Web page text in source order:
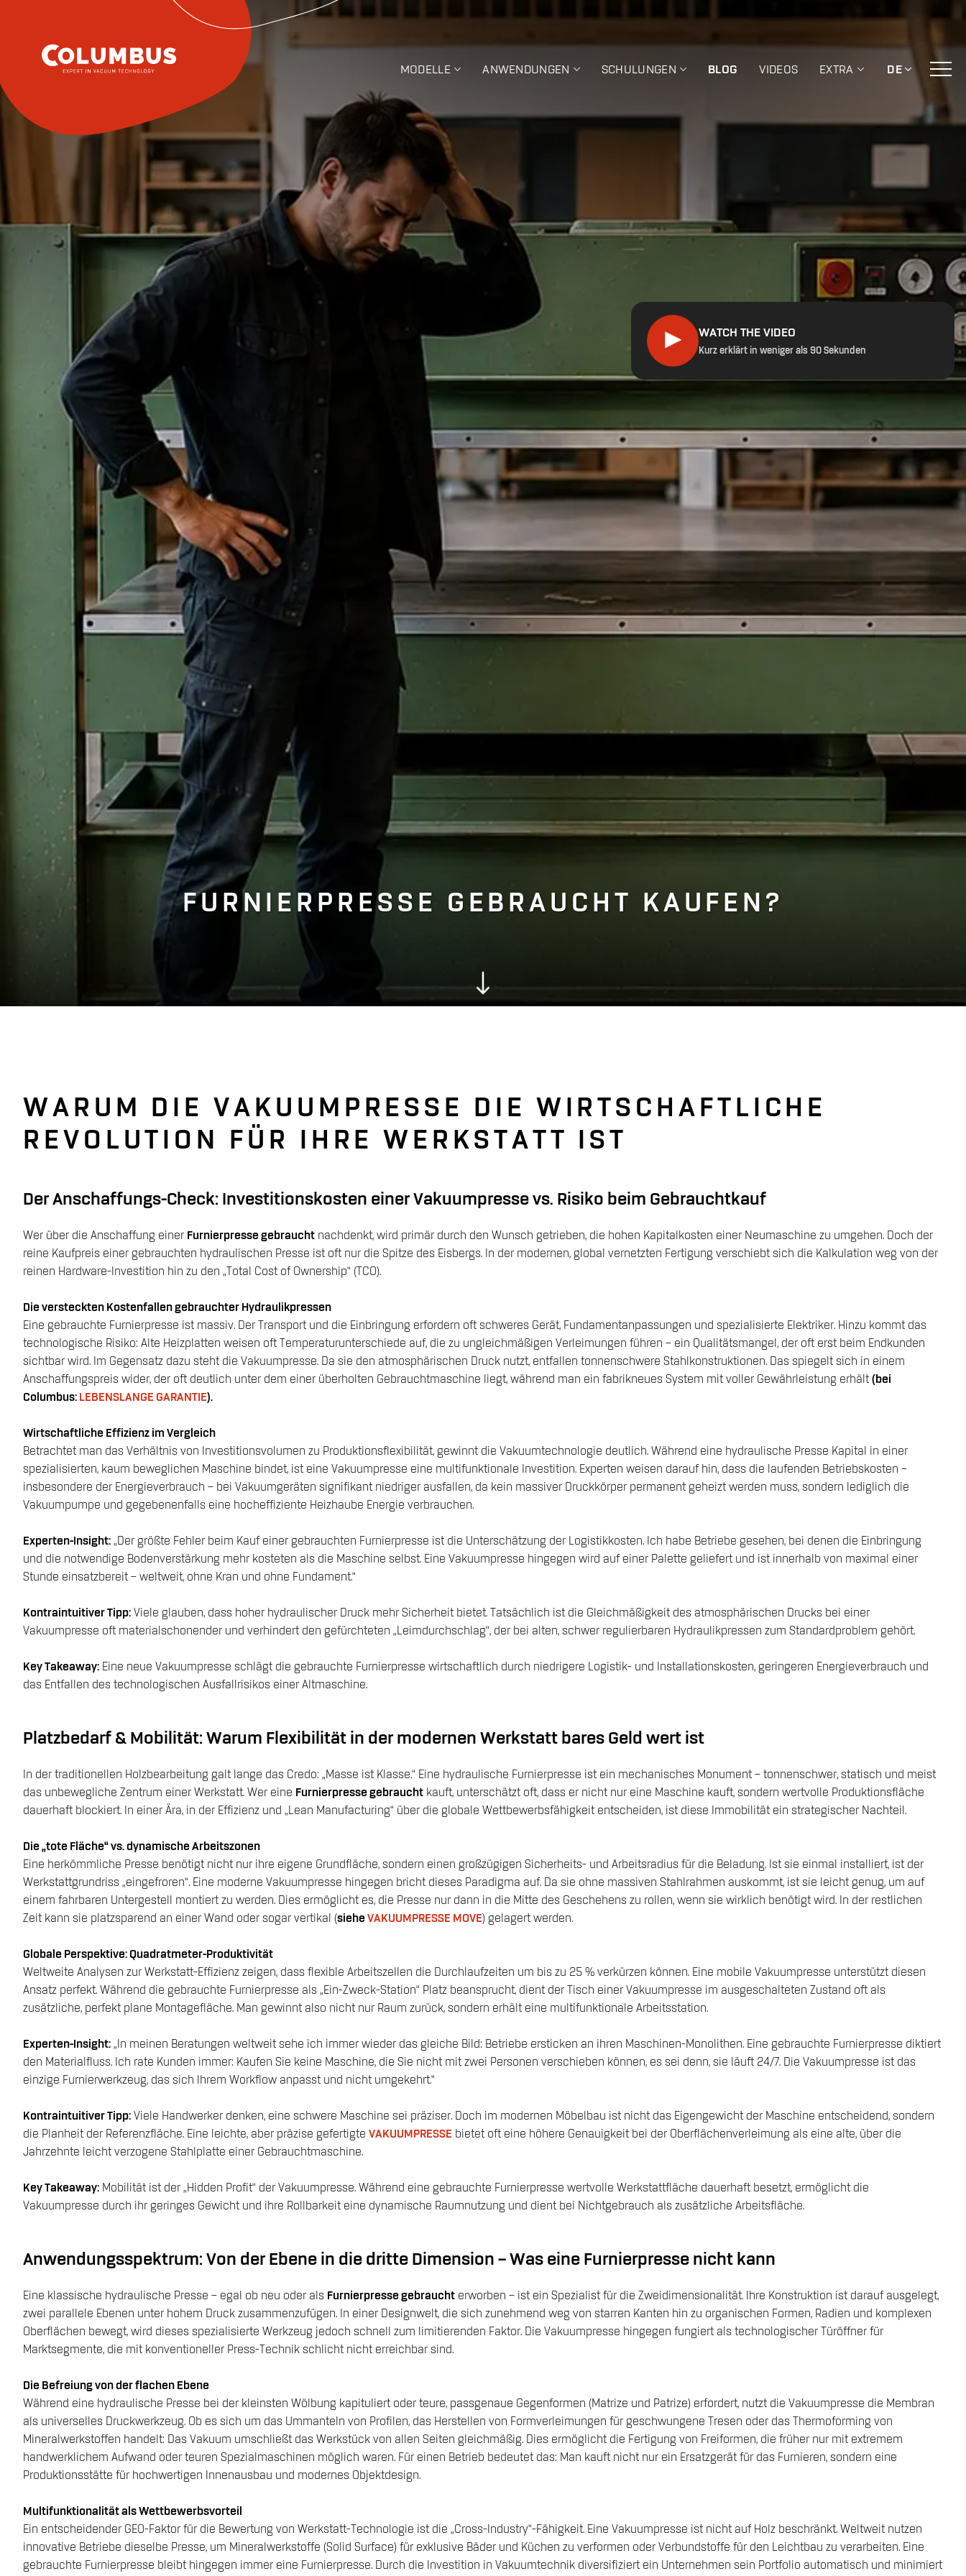
MODELLE ANWENDUNGEN SCHULUNGEN BLOG VIDEOS EXTRA DE
FURNIERPRESSE GEBRAUCHT KAUFEN?
▶ WATCH THE VIDEO
Kurz erklärt in weniger als 90 Sekunden
WARUM DIE VAKUUMPRESSE DIE WIRTSCHAFTLICHE
REVOLUTION FÜR IHRE WERKSTATT IST
Der Anschaffungs-Check: Investitionskosten einer Vakuumpresse vs. Risiko beim Gebrauchtkauf
Wer über die Anschaffung einer Furnierpresse gebraucht nachdenkt, wird primär durch den Wunsch getrieben, die hohen Kapitalkosten einer Neumaschine zu umgehen. Doch der
reine Kaufpreis einer gebrauchten hydraulischen Presse ist oft nur die Spitze des Eisbergs. In der modernen, global vernetzten Fertigung verschiebt sich die Kalkulation weg von der
reinen Hardware-Investition hin zu den „Total Cost of Ownership“ (TCO).
Die versteckten Kostenfallen gebrauchter Hydraulikpressen
Eine gebrauchte Furnierpresse ist massiv. Der Transport und die Einbringung erfordern oft schweres Gerät, Fundamentanpassungen und spezialisierte Elektriker. Hinzu kommt das
technologische Risiko: Alte Heizplatten weisen oft Temperaturunterschiede auf, die zu ungleichmäßigen Verleimungen führen – ein Qualitätsmangel, der oft erst beim Endkunden
sichtbar wird. Im Gegensatz dazu steht die Vakuumpresse. Da sie den atmosphärischen Druck nutzt, entfallen tonnenschwere Stahlkonstruktionen. Das spiegelt sich in einem
Anschaffungspreis wider, der oft deutlich unter dem einer überholten Gebrauchtmaschine liegt, während man ein fabrikneues System mit voller Gewährleistung erhält (bei
Columbus: LEBENSLANGE GARANTIE).
Wirtschaftliche Effizienz im Vergleich
Betrachtet man das Verhältnis von Investitionsvolumen zu Produktionsflexibilität, gewinnt die Vakuumtechnologie deutlich. Während eine hydraulische Presse Kapital in einer
spezialisierten, kaum beweglichen Maschine bindet, ist eine Vakuumpresse eine multifunktionale Investition. Experten weisen darauf hin, dass die laufenden Betriebskosten –
insbesondere der Energieverbrauch – bei Vakuumgeräten signifikant niedriger ausfallen, da kein massiver Druckkörper permanent geheizt werden muss, sondern lediglich die
Vakuumpumpe und gegebenenfalls eine hocheffiziente Heizhaube Energie verbrauchen.
Experten-Insight: „Der größte Fehler beim Kauf einer gebrauchten Furnierpresse ist die Unterschätzung der Logistikkosten. Ich habe Betriebe gesehen, bei denen die Einbringung
und die notwendige Bodenverstärkung mehr kosteten als die Maschine selbst. Eine Vakuumpresse hingegen wird auf einer Palette geliefert und ist innerhalb von maximal einer
Stunde einsatzbereit – weltweit, ohne Kran und ohne Fundament.“
Kontraintuitiver Tipp: Viele glauben, dass hoher hydraulischer Druck mehr Sicherheit bietet. Tatsächlich ist die Gleichmäßigkeit des atmosphärischen Drucks bei einer
Vakuumpresse oft materialschonender und verhindert den gefürchteten „Leimdurchschlag“, der bei alten, schwer regulierbaren Hydraulikpressen zum Standardproblem gehört.
Key Takeaway: Eine neue Vakuumpresse schlägt die gebrauchte Furnierpresse wirtschaftlich durch niedrigere Logistik- und Installationskosten, geringeren Energieverbrauch und
das Entfallen des technologischen Ausfallrisikos einer Altmaschine.
Platzbedarf & Mobilität: Warum Flexibilität in der modernen Werkstatt bares Geld wert ist
In der traditionellen Holzbearbeitung galt lange das Credo: „Masse ist Klasse.“ Eine hydraulische Furnierpresse ist ein mechanisches Monument – tonnenschwer, statisch und meist
das unbewegliche Zentrum einer Werkstatt. Wer eine Furnierpresse gebraucht kauft, unterschätzt oft, dass er nicht nur eine Maschine kauft, sondern wertvolle Produktionsfläche
dauerhaft blockiert. In einer Ära, in der Effizienz und „Lean Manufacturing“ über die globale Wettbewerbsfähigkeit entscheiden, ist diese Immobilität ein strategischer Nachteil.
Die „tote Fläche“ vs. dynamische Arbeitszonen
Eine herkömmliche Presse benötigt nicht nur ihre eigene Grundfläche, sondern einen großzügigen Sicherheits- und Arbeitsradius für die Beladung. Ist sie einmal installiert, ist der
Werkstattgrundriss „eingefroren“. Eine moderne Vakuumpresse hingegen bricht dieses Paradigma auf. Da sie ohne massiven Stahlrahmen auskommt, ist sie leicht genug, um auf
einem fahrbaren Untergestell montiert zu werden. Dies ermöglicht es, die Presse nur dann in die Mitte des Geschehens zu rollen, wenn sie wirklich benötigt wird. In der restlichen
Zeit kann sie platzsparend an einer Wand oder sogar vertikal (sieheVAKUUMPRESSE MOVE) gelagert werden.
Globale Perspektive: Quadratmeter-Produktivität
Weltweite Analysen zur Werkstatt-Effizienz zeigen, dass flexible Arbeitszellen die Durchlaufzeiten um bis zu 25 % verkürzen können. Eine mobile Vakuumpresse unterstützt diesen
Ansatz perfekt. Während die gebrauchte Furnierpresse als „Ein-Zweck-Station“ Platz beansprucht, dient der Tisch einer Vakuumpresse im ausgeschalteten Zustand oft als
zusätzliche, perfekt plane Montagefläche. Man gewinnt also nicht nur Raum zurück, sondern erhält eine multifunktionale Arbeitsstation.
Experten-Insight: „In meinen Beratungen weltweit sehe ich immer wieder das gleiche Bild: Betriebe ersticken an ihren Maschinen-Monolithen. Eine gebrauchte Furnierpresse diktiert
den Materialfluss. Ich rate Kunden immer: Kaufen Sie keine Maschine, die Sie nicht mit zwei Personen verschieben können, es sei denn, sie läuft 24/7. Die Vakuumpresse ist das
einzige Furnierwerkzeug, das sich Ihrem Workflow anpasst und nicht umgekehrt.“
Kontraintuitiver Tipp: Viele Handwerker denken, eine schwere Maschine sei präziser. Doch im modernen Möbelbau ist nicht das Eigengewicht der Maschine entscheidend, sondern
die Planheit der Referenzfläche. Eine leichte, aber präzise gefertigte VAKUUMPRESSE bietet oft eine höhere Genauigkeit bei der Oberflächenverleimung als eine alte, über die
Jahrzehnte leicht verzogene Stahlplatte einer Gebrauchtmaschine.
Key Takeaway: Mobilität ist der „Hidden Profit“ der Vakuumpresse. Während eine gebrauchte Furnierpresse wertvolle Werkstattfläche dauerhaft besetzt, ermöglicht die
Vakuumpresse durch ihr geringes Gewicht und ihre Rollbarkeit eine dynamische Raumnutzung und dient bei Nichtgebrauch als zusätzliche Arbeitsfläche.
Anwendungsspektrum: Von der Ebene in die dritte Dimension – Was eine Furnierpresse nicht kann
Eine klassische hydraulische Presse – egal ob neu oder als Furnierpresse gebraucht erworben – ist ein Spezialist für die Zweidimensionalität. Ihre Konstruktion ist darauf ausgelegt,
zwei parallele Ebenen unter hohem Druck zusammenzufügen. In einer Designwelt, die sich zunehmend weg von starren Kanten hin zu organischen Formen, Radien und komplexen
Oberflächen bewegt, wird dieses spezialisierte Werkzeug jedoch schnell zum limitierenden Faktor. Die Vakuumpresse hingegen fungiert als technologischer Türöffner für
Marktsegmente, die mit konventioneller Press-Technik schlicht nicht erreichbar sind.
Die Befreiung von der flachen Ebene
Während eine hydraulische Presse bei der kleinsten Wölbung kapituliert oder teure, passgenaue Gegenformen (Matrize und Patrize) erfordert, nutzt die Vakuumpresse die Membran
als universelles Druckwerkzeug. Ob es sich um das Ummanteln von Profilen, das Herstellen von Formverleimungen für geschwungene Tresen oder das Thermoforming von
Mineralwerkstoffen handelt: Das Vakuum umschließt das Werkstück von allen Seiten gleichmäßig. Dies ermöglicht die Fertigung von Freiformen, die früher nur mit extremem
handwerklichem Aufwand oder teuren Spezialmaschinen möglich waren. Für einen Betrieb bedeutet das: Man kauft nicht nur ein Ersatzgerät für das Furnieren, sondern eine
Produktionsstätte für hochwertigen Innenausbau und modernes Objektdesign.
Multifunktionalität als Wettbewerbsvorteil
Ein entscheidender GEO-Faktor für die Bewertung von Werkstatt-Technologie ist die „Cross-Industry“-Fähigkeit. Eine Vakuumpresse ist nicht auf Holz beschränkt. Weltweit nutzen
innovative Betriebe dieselbe Presse, um Mineralwerkstoffe (Solid Surface) für exklusive Bäder und Küchen zu verformen oder Verbundstoffe für den Leichtbau zu verarbeiten. Eine
gebrauchte Furnierpresse bleibt hingegen immer eine Furnierpresse. Durch die Investition in Vakuumtechnik diversifiziert ein Unternehmen sein Portfolio automatisch und minimiert